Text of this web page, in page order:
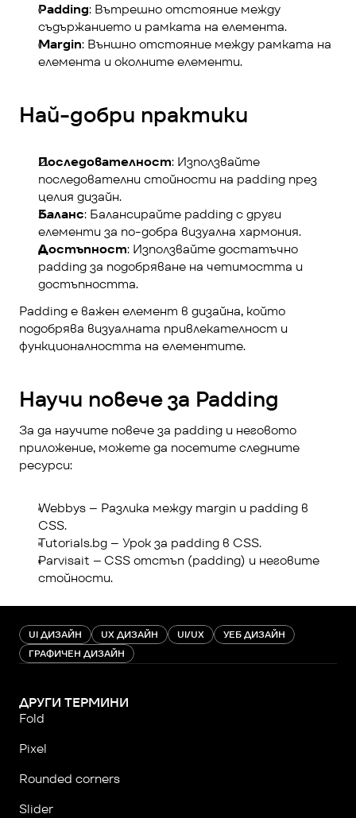
Padding: Вътрешно отстояние между
съдържанието и рамката на елемента.
Margin: Външно отстояние между рамката на
елемента и околните елементи.
Най-добри практики
Последователност: Използвайте
последователни стойности на padding през
целия дизайн.
Баланс: Балансирайте padding с други
елементи за по-добра визуална хармония.
Достъпност: Използвайте достатъчно
padding за подобряване на четимостта и
достъпността.
Padding е важен елемент в дизайна, който
подобрява визуалната привлекателност и
функционалността на елементите.
Научи повече за Padding
За да научите повече за padding и неговото
приложение, можете да посетите следните
ресурси:
Webbys – Разлика между margin и padding в
CSS.
Tutorials.bg – Урок за padding в CSS.
Parvisait – CSS отстъп (padding) и неговите
стойности.
UI ДИЗАЙН UX ДИЗАЙН UI/UX
УЕБ ДИЗАЙН
ГРАФИЧЕН ДИЗАЙН
ДРУГИ ТЕРМИНИ
Fold
Pixel
Rounded corners
Slider